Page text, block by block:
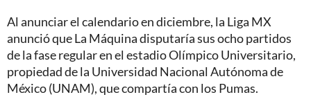
Al anunciar el calendario en diciembre, la Liga MX
anunció que La Máquina disputaría sus ocho partidos
de la fase regular en el estadio Olímpico Universitario,
propiedad de la Universidad Nacional Autónoma de
México (UNAM), que compartía con los Pumas.